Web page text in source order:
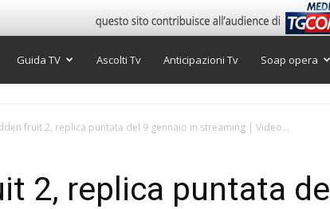
Guida TV Ascolti Tv Anticipazioni Tv Soap opera
fruit 2, replica puntata del 9 gennaio in streaming | Video...
2, replica puntata del